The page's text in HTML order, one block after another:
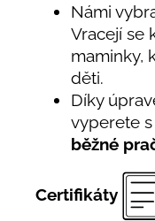
Námi
Vracejí se
maminky,
děti.
Díky
vyperete
běžné
Certifikáty